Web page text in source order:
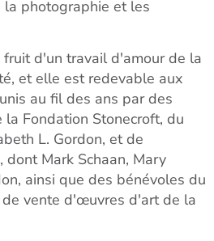
photographie et les
d'un travail d'amour de la
et elle est redevable aux
au fil des ans par des
Fondation Stonecroft, du
L. Gordon, et de
dont Mark Schaan, Mary
ainsi que des bénévoles du
vente d'œuvres d'art de la